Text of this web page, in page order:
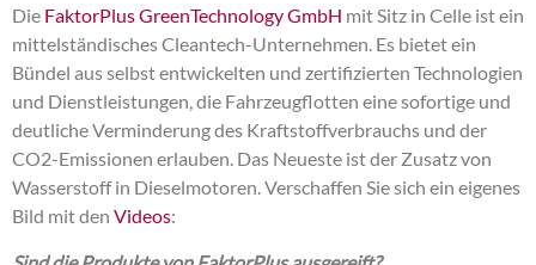
Die FaktorPlus GreenTechnology GmbH mit Sitz in Celle ist ein
mittelständisches Cleantech-Unternehmen. Es bietet ein
Bündel aus selbst entwickelten und zertifizierten Technologien
und Dienstleistungen, die Fahrzeugflotten eine sofortige und
deutliche Verminderung des Kraftstoffverbrauchs und der
CO2-Emissionen erlauben. Das Neueste ist der Zusatz von
Wasserstoff in Dieselmotoren. Verschaffen Sie sich ein eigenes
Bild mit den Videos: